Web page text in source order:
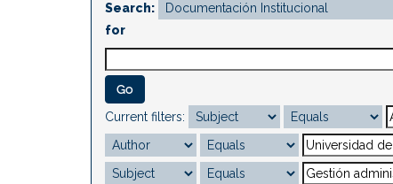
Search:
for
Current filters: